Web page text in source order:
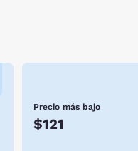
Precio más bajo
$121